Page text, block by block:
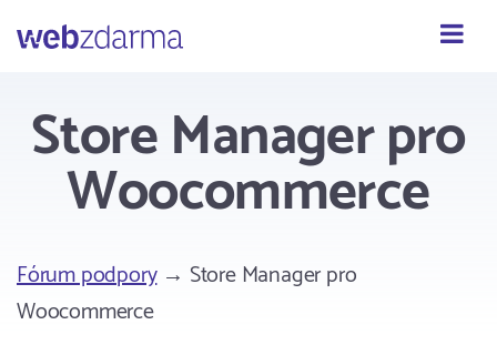
Webzdarma
Store Manager pro
Woocommerce
Fórum podpory→ Store Manager pro
Woocommerce